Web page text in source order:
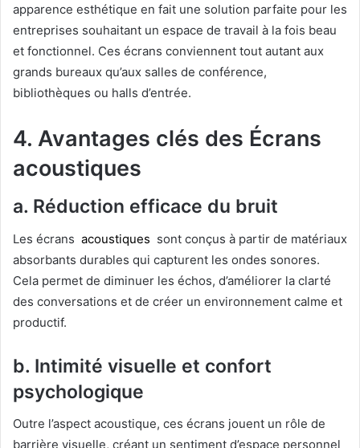
apparence esthétique en fait une solution parfaite pour les
entreprises souhaitant un espace de travail à la fois beau
et fonctionnel. Ces écrans conviennent tout autant aux
grands bureaux qu’aux salles de conférence,
bibliothèques ou halls d’entrée.
4. Avantages clés des Écrans
acoustiques
a. Réduction efficace du bruit
Les écrans acoustiques sont conçus à partir de matériaux
absorbants durables qui capturent les ondes sonores.
Cela permet de diminuer les échos, d’améliorer la clarté
des conversations et de créer un environnement calme et
productif.
b. Intimité visuelle et confort
psychologique
Outre l’aspect acoustique, ces écrans jouent un rôle de
barrière visuelle, créant un sentiment d’espace personnel